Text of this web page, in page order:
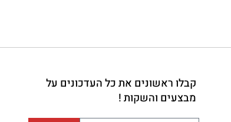
קבלו ראשונים את כל העדכונים על
מבצעים והשקות !